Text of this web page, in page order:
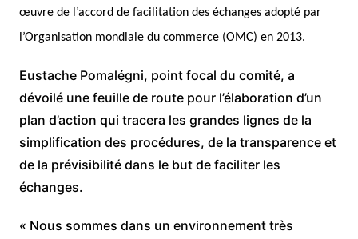
œuvre de l’accord de facilitation des échanges adopté par
l’Organisation mondiale du commerce (OMC) en 2013.
Eustache Pomalégni, point focal du comité, a
dévoilé une feuille de route pour l’élaboration d’un
plan d’action qui tracera les grandes lignes de la
simplification des procédures, de la transparence et
de la prévisibilité dans le but de faciliter les
échanges.
« Nous sommes dans un environnement très